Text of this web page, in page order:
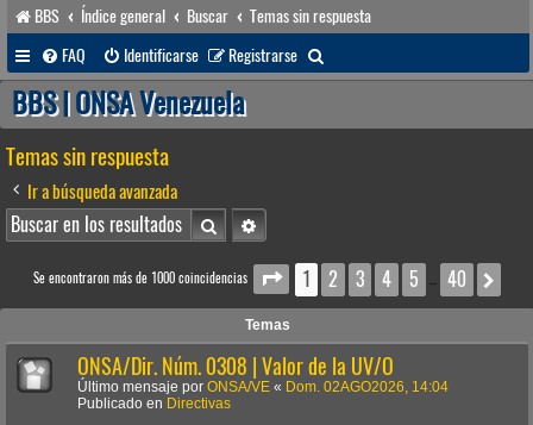
BBS Índice general Buscar
Temas sin respuesta
FAQ
Identificarse Registrarse
u
BBS | ONSA Venezuela
Temas sin respuesta
Ir a búsqueda avanzada
BuscarBúsqueda avanzada
Se encontraron más de 1000 coincidencias Página1 de 40
1 2 3 4 5 … 40
Temas
ONSA/Dir. Núm. 0308 | Valor de la UV/O
Último mensaje por ONSA/VE « Dom. 02AGO2026, 14:04
Publicado en Directivas